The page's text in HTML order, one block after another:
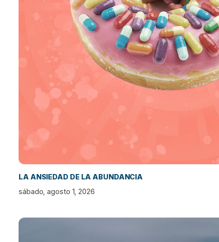
LA ANSIEDAD DE LA ABUNDANCIA
sábado, agosto 1, 2026